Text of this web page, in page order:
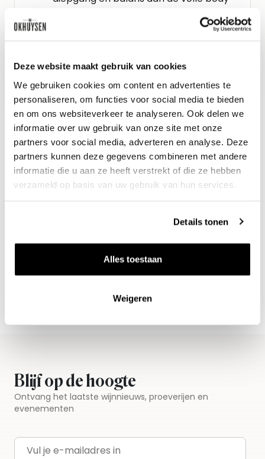
Deze website maakt gebruik van cookies
We gebruiken cookies om content en advertenties te
personaliseren, om functies voor social media te bieden
en om ons websiteverkeer te analyseren. Ook delen we
informatie over uw gebruik van onze site met onze
partners voor social media, adverteren en analyse. Deze
partners kunnen deze gegevens combineren met andere
informatie die u aan ze heeft verstrekt of die ze hebben
verzameld op basis van uw gebruik van hun services.
Details tonen
Alles toestaan
Weigeren
van deze intense, gelaagde wijn.
Iedere wijn per fles te bestellen
Blijf op de hoogte
Ontvang het laatste wijnnieuws, proeverijen en
evenementen
E-mailadres